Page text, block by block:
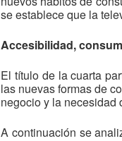
se establece que la
Accesibilidad,
El título de la cuarta
las nuevas formas de
negocio y la necesidad
A continuación se